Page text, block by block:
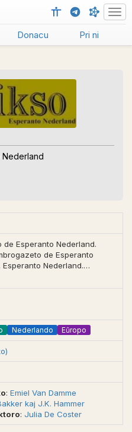
Donacu Pri ni
de Esperanto Nederland.
de Esperanto
Esperanto Nederland.
Zaandam (NL), 1996-2004.
IEMW 1,683.739-C.Esp.
Rubriko: Nia Lingvo.
FEN(I)X, FEN-X.
membrogazeto de
Amsterdam (NL),
(NL), jan. 1996-2008
(Amsterdam).
nederland.nl.
nederland.nl. Ekzistas
ISSN 1384-6515. IEMW
GEBAA (1560). KATCDELI
Antaŭe: Fenomeno. Fontoj:
1997/1, p. 13, 1998/1,
Nederlando Eŭropo
: Emiel Van Damme
kaj J.K. Hammer
: Julia De Coster